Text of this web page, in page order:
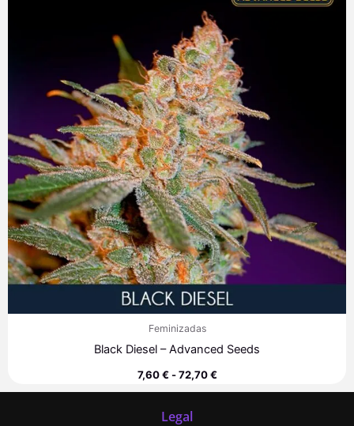
Feminizadas
Black Diesel – Advanced Seeds
7,60€ - 72,70€
precios:
desde
7,60 €
hasta
72,70 €
Legal